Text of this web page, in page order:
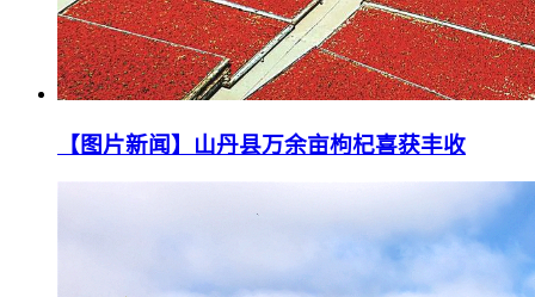
【图片新闻】山丹县万余亩枸杞喜获丰收